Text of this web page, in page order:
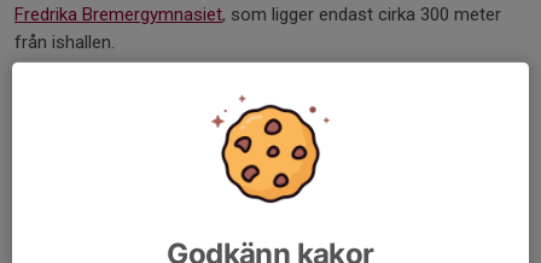
Fredrika Bremergymnasiet, som ligger endast cirka 300 meter
från ishallen.
Skolan är en av Stockholms största och modernaste
gymnasieskolor och erbjuder goda möjligheter att kombinera
utbildning med en seriös hockeysatsning.
Samarbete med andra föreningar
För att skapa ett livslångt intresse för hockey är det viktigt att
Godkänn kakor